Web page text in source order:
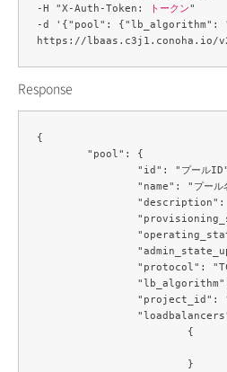
-H "X-Auth-Token:
トークン"
-d '{"pool": {"lb_algorithm":
https://lbaas.c3j1.conoha.io/
Response
{